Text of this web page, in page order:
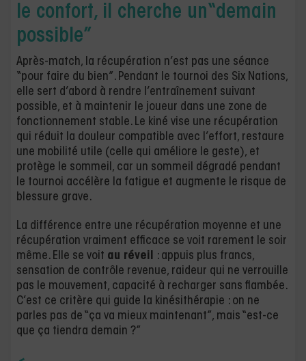
le confort, il cherche un“demain
possible”
Après-match, la récupération n’est pas une séance
“pour faire du bien”. Pendant le tournoi des Six Nations,
elle sert d’abord à rendre l’entraînement suivant
possible, et à maintenir le joueur dans une zone de
fonctionnement stable. Le kiné vise une récupération
qui réduit la douleur compatible avec l’effort, restaure
une mobilité utile (celle qui améliore le geste), et
protège le sommeil, car un sommeil dégradé pendant
le tournoi accélère la fatigue et augmente le risque de
blessure grave.
La différence entre une récupération moyenne et une
récupération vraiment efficace se voit rarement le soir
même. Elle se voit au réveil : appuis plus francs,
sensation de contrôle revenue, raideur qui ne verrouille
pas le mouvement, capacité à recharger sans flambée.
C’est ce critère qui guide la kinésithérapie : on ne
parles pas de “ça va mieux maintenant”, mais “est-ce
que ça tiendra demain ?”